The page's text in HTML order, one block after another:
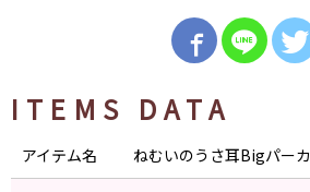
ITEMS DATA
アイテム名 ねむいのうさ耳Bigパーカ